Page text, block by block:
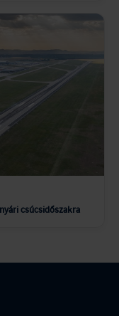
csúcsidőszakra